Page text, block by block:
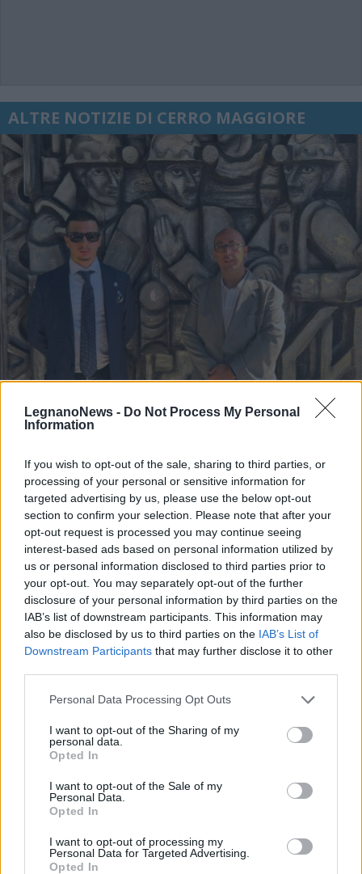
LegnanoNews - Do Not Process My Personal
Information
If you wish to opt-out of the sale, sharing to third parties, or
processing of your personal or sensitive information for
targeted advertising by us, please use the below opt-out
section to confirm your selection. Please note that after your
opt-out request is processed you may continue seeing
interest-based ads based on personal information utilized by
us or personal information disclosed to third parties prior to
your opt-out. You may separately opt-out of the further
disclosure of your personal information by third parties on the
IAB’s list of downstream participants. This information may
also be disclosed by us to third parties on the IAB’s List of
Downstream Participants that may further disclose it to other
Personal Data Processing Opt Outs
I want to opt-out of the Sharing of my
personal data.
Opted In
I want to opt-out of the Sale of my
Personal Data.
Opted In
I want to opt-out of processing my
Personal Data for Targeted Advertising.
Opted In
ALTRE NOTIZIE DI CERRO MAGGIORE
CERRO MAGGIORE
70 anni fa la tragedia di Marcinelle.
Maggiore alle commemorazioni in
Belgio
Tra stelle, trekking ed
enogastronomia e notte di San
Lorenzo. Dove vedere le stelle
cadenti in Lombardia